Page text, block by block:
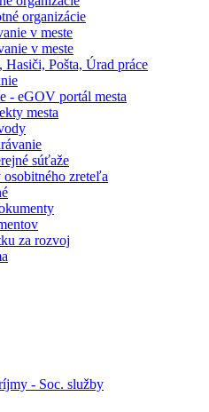
organizácie
v meste
v meste
Hasiči, Pošta, Úrad práce
- eGOV portál mesta
mesta
súťaže
zreteľa
za rozvoj
- Soc. služby